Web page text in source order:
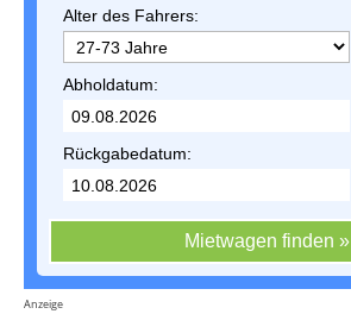
Alter des Fahrers:
Abholdatum:
Rückgabedatum:
Mietwagen finden »
Anzeige